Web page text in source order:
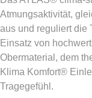
Atmungsaktivität,
aus und reguliert die
Einsatz von
Obermaterial, dem
Klima Komfort®
Tragegefühl.